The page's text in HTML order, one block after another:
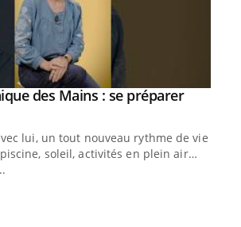
des Mains : se préparer
lui, un tout nouveau rythme de vie !
piscine, soleil, activités en plein air…